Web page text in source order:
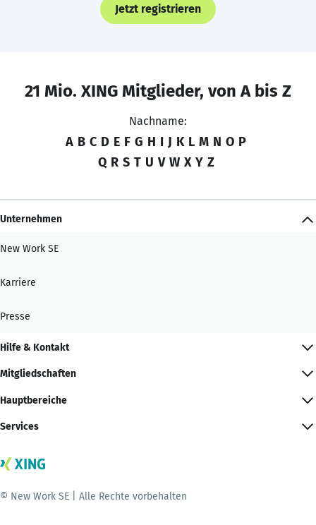
Jetzt registrieren
21 Mio. XING Mitglieder, von A bis Z
Nachname:
A B C D E F G H I J K L M N O P
Q R S T U V W X Y Z
Unternehmen
New Work SE
Karriere
Presse
Hilfe & Kontakt
Mitgliedschaften
Hauptbereiche
Services
© New Work SE | Alle Rechte vorbehalten